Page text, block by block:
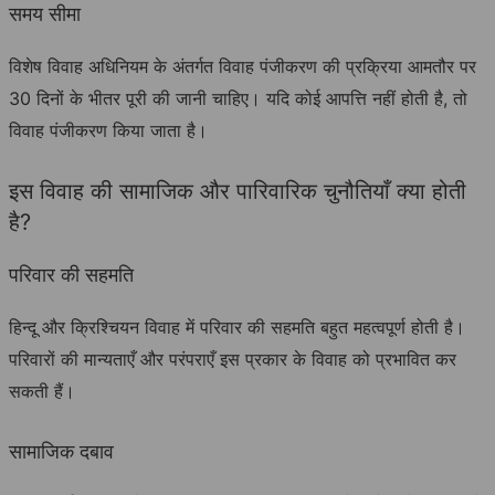
समय सीमा
विशेष विवाह अधिनियम के अंतर्गत विवाह पंजीकरण की प्रक्रिया आमतौर पर
30 दिनों के भीतर पूरी की जानी चाहिए। यदि कोई आपत्ति नहीं होती है, तो
विवाह पंजीकरण किया जाता है।
इस विवाह की सामाजिक और पारिवारिक चुनौतियाँ क्या होती
है?
परिवार की सहमति
हिन्दू और क्रिश्चियन विवाह में परिवार की सहमति बहुत महत्वपूर्ण होती है।
परिवारों की मान्यताएँ और परंपराएँ इस प्रकार के विवाह को प्रभावित कर
सकती हैं।
सामाजिक दबाव